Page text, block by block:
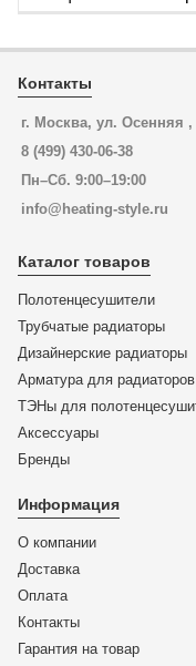
Контакты
г. Москва, ул. Осенняя
8 (499) 430-06-38
Пн–Сб. 9:00–19:00
info@heating-style.ru
Каталог товаров
Полотенцесушители
Трубчатые радиаторы
Дизайнерские радиаторы
Арматура для радиаторов
ТЭНы для
Аксессуары
Бренды
Информация
О компании
Доставка
Оплата
Контакты
Гарантия на товар